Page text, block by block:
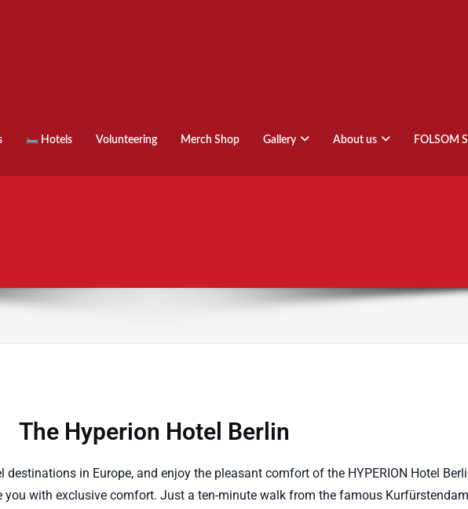
Hotels Volunteering Merch Shop Gallery About us FOLSOM
The Hyperion Hotel Berlin
in Europe, and enjoy the pleasant comfort of the HYPERION Hotel
you with exclusive comfort. Just a ten-minute walk from the famous